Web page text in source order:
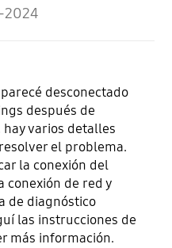
2024
desconectado
después de
varios detalles
el problema.
la conexión del
conexión de red y
de diagnóstico
las instrucciones de
más información.